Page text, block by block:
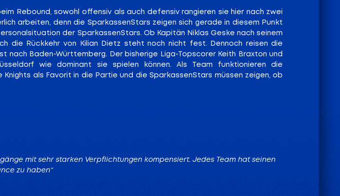
Rebound, sowohl offensiv als auch defensiv rangieren sie hier nach zwei
arbeiten, denn die SparkassenStars zeigen sich gerade in diesem Punkt
der SparkassenStars. Ob Kapitän Niklas Geske nach seinem
die Rückkehr von Kilian Dietz steht noch nicht fest. Dennoch reisen die
nach Baden-Württemberg. Der bisherige Liga-Topscorer Keith Braxton und
wie dominant sie spielen können. Als Team funktionieren die
als Favorit in die Partie und die SparkassenStars müssen zeigen, ob
mit sehr starken Verpflichtungen kompensiert. Jedes Team hat seinen
zu haben“